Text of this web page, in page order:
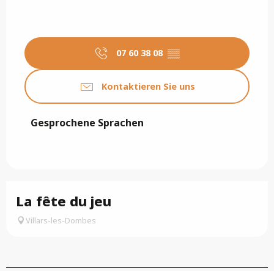
07 60 38 08 ▒▒
Kontaktieren Sie uns
Gesprochene Sprachen
Gesprochene Sprachen
La fête du jeu
Villars-les-Dombes